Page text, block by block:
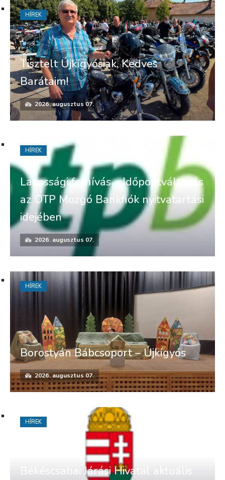
Tisztelt Újkígyósiak, Kedves
Barátaim!
2026. augusztus 07.
HÍREK
Lakossági felhívás – Időpontváltozás
az OTP Mozgó Bankfiók nyitvatartási
idejében
2026. augusztus 07.
HÍREK
Borostyán Bábcsoport – Újkígyós
2026. augusztus 07.
HÍREK
Békéscsabai Járási Hivatal aktuális
HÍREK